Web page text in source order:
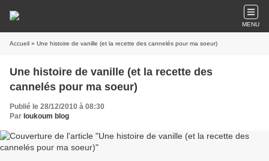
MENU
Accueil » Une histoire de vanille (et la recette des cannelés pour ma soeur)
Une histoire de vanille (et la recette des
cannelés pour ma soeur)
Publié le 28/12/2010 à 08:30
Par loukoum blog